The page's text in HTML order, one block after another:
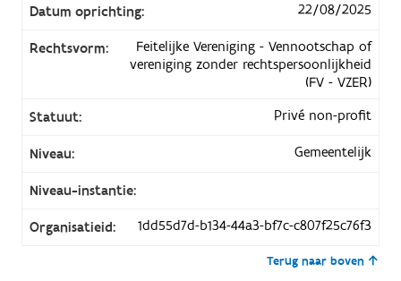
Datum oprichting: 22/08/2025
Rechtsvorm:
Feitelijke Vereniging - Vennootschap of
vereniging zonder rechtspersoonlijkheid
(FV - VZER)
Statuut:
Privé non-profit
Niveau: Gemeentelijk
Niveau-instantie:
Organisatieid: 1dd55d7d-b134-44a3-bf7c-c807f25c76f3
Terug naar boven